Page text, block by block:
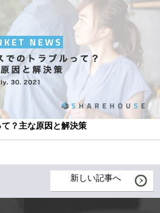
？主な原因と解決策
新しい記事へ